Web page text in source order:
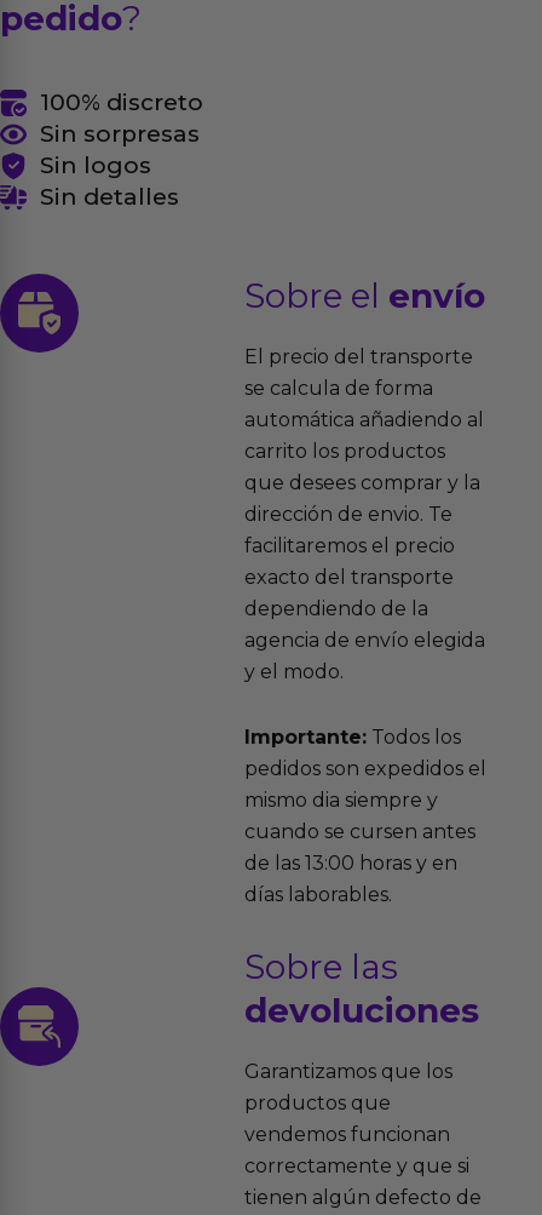
pedido?
100% discreto
Sin sorpresas
Sin logos
Sin detalles
Sobre el envío
El precio del transporte
se calcula de forma
automática añadiendo al
carrito los productos
que desees comprar y la
dirección de envio. Te
facilitaremos el precio
exacto del transporte
dependiendo de la
agencia de envío elegida
y el modo.
Importante:Todos los
pedidos son expedidos el
mismo dia siempre y
cuando se cursen antes
de las 13:00 horas y en
días laborables.
Sobre las
devoluciones
Garantizamos que los
productos que
vendemos funcionan
correctamente y que si
tienen algún defecto de